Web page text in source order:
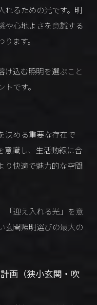
れるための光です。明
や心地よさを意識する
ます。
け込む照明を選ぶこと
です。
決める重要な存在で
意識し、生活動線に合
り快適で魅力的な空間
「迎え入れる光」を意
玄関照明選びの最大の
画（狭小玄関・吹